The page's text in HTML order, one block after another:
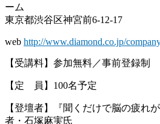
ーム
東京都渋谷区神宮前6-12-17
web http://www.diamond.co.jp/
【受講料】参加無料／事前登録制
【定 員】100名予定
【登壇者】『聞くだけで脳の疲れ
者・石塚麻実氏